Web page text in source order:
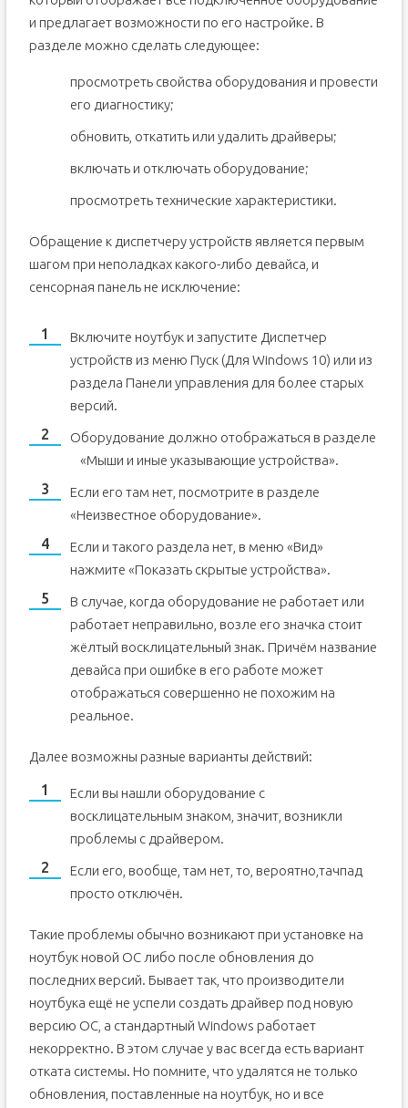
и предлагает возможности по его настройке. В
разделе можно сделать следующее:
просмотреть свойства оборудования и провести
его диагностику;
обновить, откатить или удалить драйверы;
включать и отключать оборудование;
просмотреть технические характеристики.
Обращение к диспетчеру устройств является первым
шагом при неполадках какого-либо девайса, и
сенсорная панель не исключение:
Включите ноутбук и запустите Диспетчер
устройств из меню Пуск (Для Windows 10) или из
раздела Панели управления для более старых
версий.
Оборудование должно отображаться в разделе
«Мыши и иные указывающие устройства».
Если его там нет, посмотрите в разделе
«Неизвестное оборудование».
Если и такого раздела нет, в меню «Вид»
нажмите «Показать скрытые устройства».
В случае, когда оборудование не работает или
работает неправильно, возле его значка стоит
жёлтый восклицательный знак. Причём название
девайса при ошибке в его работе может
отображаться совершенно не похожим на
реальное.
Далее возможны разные варианты действий:
Если вы нашли оборудование с
восклицательным знаком, значит, возникли
проблемы с драйвером.
Если его, вообще, там нет, то, вероятно,тачпад
просто отключён.
Такие проблемы обычно возникают при установке на
ноутбук новой ОС либо после обновления до
последних версий. Бывает так, что производители
ноутбука ещё не успели создать драйвер под новую
версию ОС, а стандартный Windows работает
некорректно. В этом случае у вас всегда есть вариант
отката системы. Но помните, что удалятся не только
обновления, поставленные на ноутбук, но и все